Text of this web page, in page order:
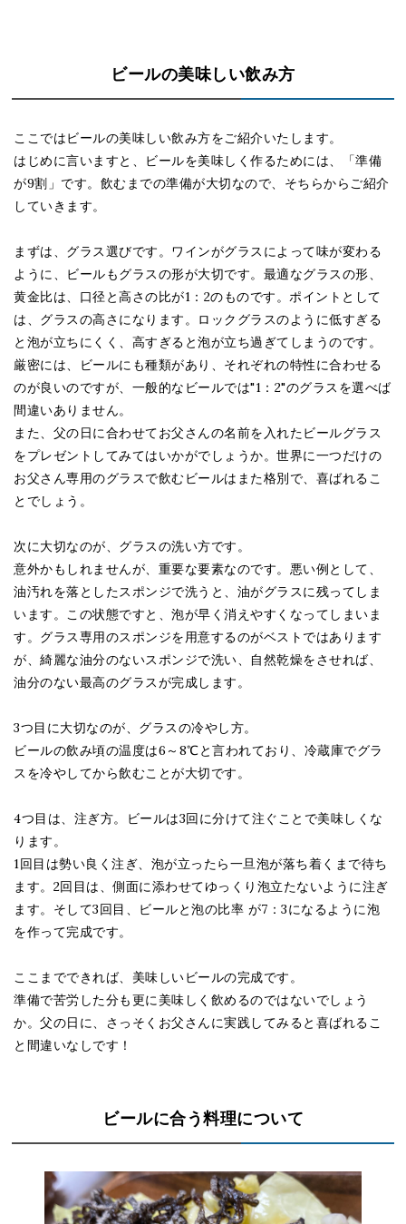
ビールの美味しい飲み方
ここではビールの美味しい飲み方をご紹介いたします。
はじめに言いますと、ビールを美味しく作るためには、「準備
が9割」です。飲むまでの準備が大切なので、そちらからご紹介
していきます。
まずは、グラス選びです。ワインがグラスによって味が変わる
ように、ビールもグラスの形が大切です。最適なグラスの形、
黄金比は、口径と高さの比が1：2のものです。ポイントとして
は、グラスの高さになります。ロックグラスのように低すぎる
と泡が立ちにくく、高すぎると泡が立ち過ぎてしまうのです。
厳密には、ビールにも種類があり、それぞれの特性に合わせる
のが良いのですが、一般的なビールでは"1：2"のグラスを選べば
間違いありません。
また、父の日に合わせてお父さんの名前を入れたビールグラス
をプレゼントしてみてはいかがでしょうか。世界に一つだけの
お父さん専用のグラスで飲むビールはまた格別で、喜ばれるこ
とでしょう。
次に大切なのが、グラスの洗い方です。
意外かもしれませんが、重要な要素なのです。悪い例として、
油汚れを落としたスポンジで洗うと、油がグラスに残ってしま
います。この状態ですと、泡が早く消えやすくなってしまいま
す。グラス専用のスポンジを用意するのがベストではあります
が、綺麗な油分のないスポンジで洗い、自然乾燥をさせれば、
油分のない最高のグラスが完成します。
3つ目に大切なのが、グラスの冷やし方。
ビールの飲み頃の温度は6～8℃と言われており、冷蔵庫でグラ
スを冷やしてから飲むことが大切です。
4つ目は、注ぎ方。ビールは3回に分けて注ぐことで美味しくな
ります。
1回目は勢い良く注ぎ、泡が立ったら一旦泡が落ち着くまで待ち
ます。2回目は、側面に添わせてゆっくり泡立たないように注ぎ
ます。そして3回目、ビールと泡の比率 が7：3になるように泡
を作って完成です。
ここまでできれば、美味しいビールの完成です。
準備で苦労した分も更に美味しく飲めるのではないでしょう
か。父の日に、さっそくお父さんに実践してみると喜ばれるこ
と間違いなしです！
ビールに合う料理について